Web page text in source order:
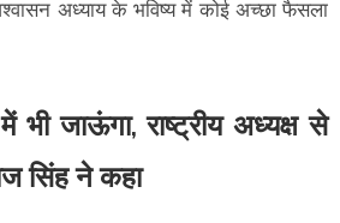
अध्याय के भविष्य में कोई अच्छा फैसला
भी जाऊंगा, राष्ट्रीय अध्यक्ष से
सिंह ने कहा